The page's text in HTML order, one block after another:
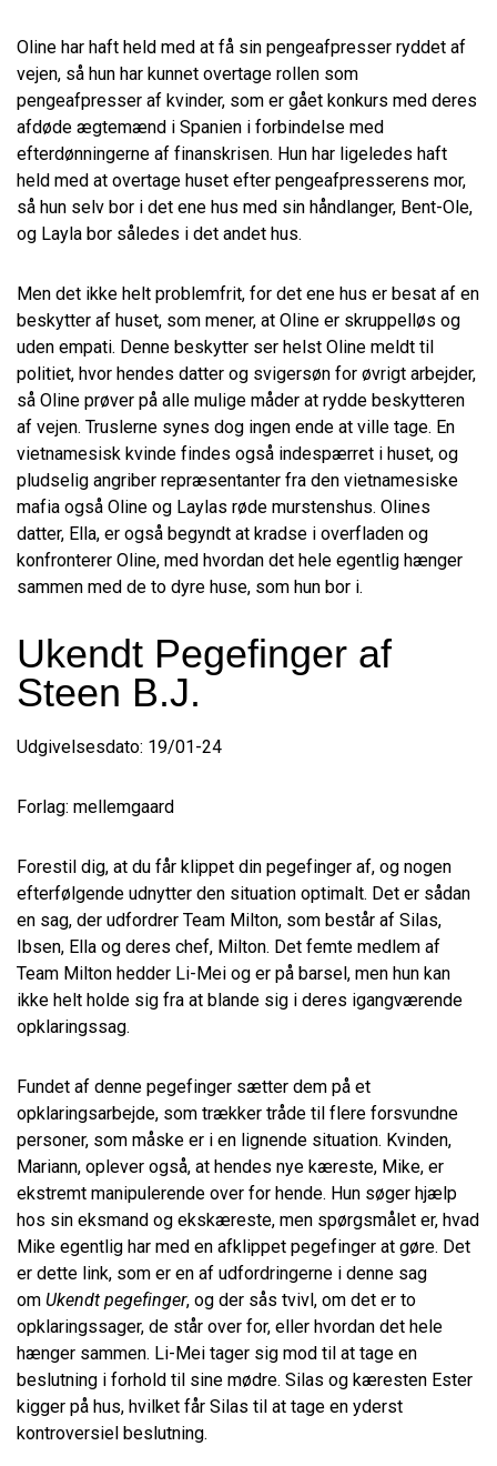
Oline har haft held med at få sin pengeafpresser ryddet af
vejen, så hun har kunnet overtage rollen som
pengeafpresser af kvinder, som er gået konkurs med deres
afdøde ægtemænd i Spanien i forbindelse med
efterdønningerne af finanskrisen. Hun har ligeledes haft
held med at overtage huset efter pengeafpresserens mor,
så hun selv bor i det ene hus med sin håndlanger, Bent-Ole,
og Layla bor således i det andet hus.
Men det ikke helt problemfrit, for det ene hus er besat af en
beskytter af huset, som mener, at Oline er skruppelløs og
uden empati. Denne beskytter ser helst Oline meldt til
politiet, hvor hendes datter og svigersøn for øvrigt arbejder,
så Oline prøver på alle mulige måder at rydde beskytteren
af vejen. Truslerne synes dog ingen ende at ville tage. En
vietnamesisk kvinde findes også indespærret i huset, og
pludselig angriber repræsentanter fra den vietnamesiske
mafia også Oline og Laylas røde murstenshus. Olines
datter, Ella, er også begyndt at kradse i overfladen og
konfronterer Oline, med hvordan det hele egentlig hænger
sammen med de to dyre huse, som hun bor i.
Ukendt Pegefinger af
Steen B.J.
Udgivelsesdato: 19/01-24
Forlag: mellemgaard
Forestil dig, at du får klippet din pegefinger af, og nogen
efterfølgende udnytter den situation optimalt. Det er sådan
en sag, der udfordrer Team Milton, som består af Silas,
Ibsen, Ella og deres chef, Milton. Det femte medlem af
Team Milton hedder Li-Mei og er på barsel, men hun kan
ikke helt holde sig fra at blande sig i deres igangværende
opklaringssag.
Fundet af denne pegefinger sætter dem på et
opklaringsarbejde, som trækker tråde til flere forsvundne
personer, som måske er i en lignende situation. Kvinden,
Mariann, oplever også, at hendes nye kæreste, Mike, er
ekstremt manipulerende over for hende. Hun søger hjælp
hos sin eksmand og ekskæreste, men spørgsmålet er, hvad
Mike egentlig har med en afklippet pegefinger at gøre. Det
er dette link, som er en af udfordringerne i denne sag
om Ukendt pegefinger, og der sås tvivl, om det er to
opklaringssager, de står over for, eller hvordan det hele
hænger sammen. Li-Mei tager sig mod til at tage en
beslutning i forhold til sine mødre. Silas og kæresten Ester
kigger på hus, hvilket får Silas til at tage en yderst
kontroversiel beslutning.